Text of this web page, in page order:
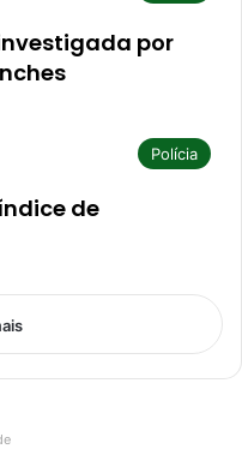
por
Polícia
de